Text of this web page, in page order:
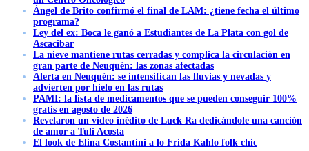
Ángel de Brito confirmó el final de LAM: ¿tiene fecha el último
programa?
Ley del ex: Boca le ganó a Estudiantes de La Plata con gol de
Ascacibar
La nieve mantiene rutas cerradas y complica la circulación en
gran parte de Neuquén: las zonas afectadas
Alerta en Neuquén: se intensifican las lluvias y nevadas y
advierten por hielo en las rutas
PAMI: la lista de medicamentos que se pueden conseguir 100%
gratis en agosto de 2026
Revelaron un video inédito de Luck Ra dedicándole una canción
de amor a Tuli Acosta
El look de Elina Costantini a lo Frida Kahlo folk chic